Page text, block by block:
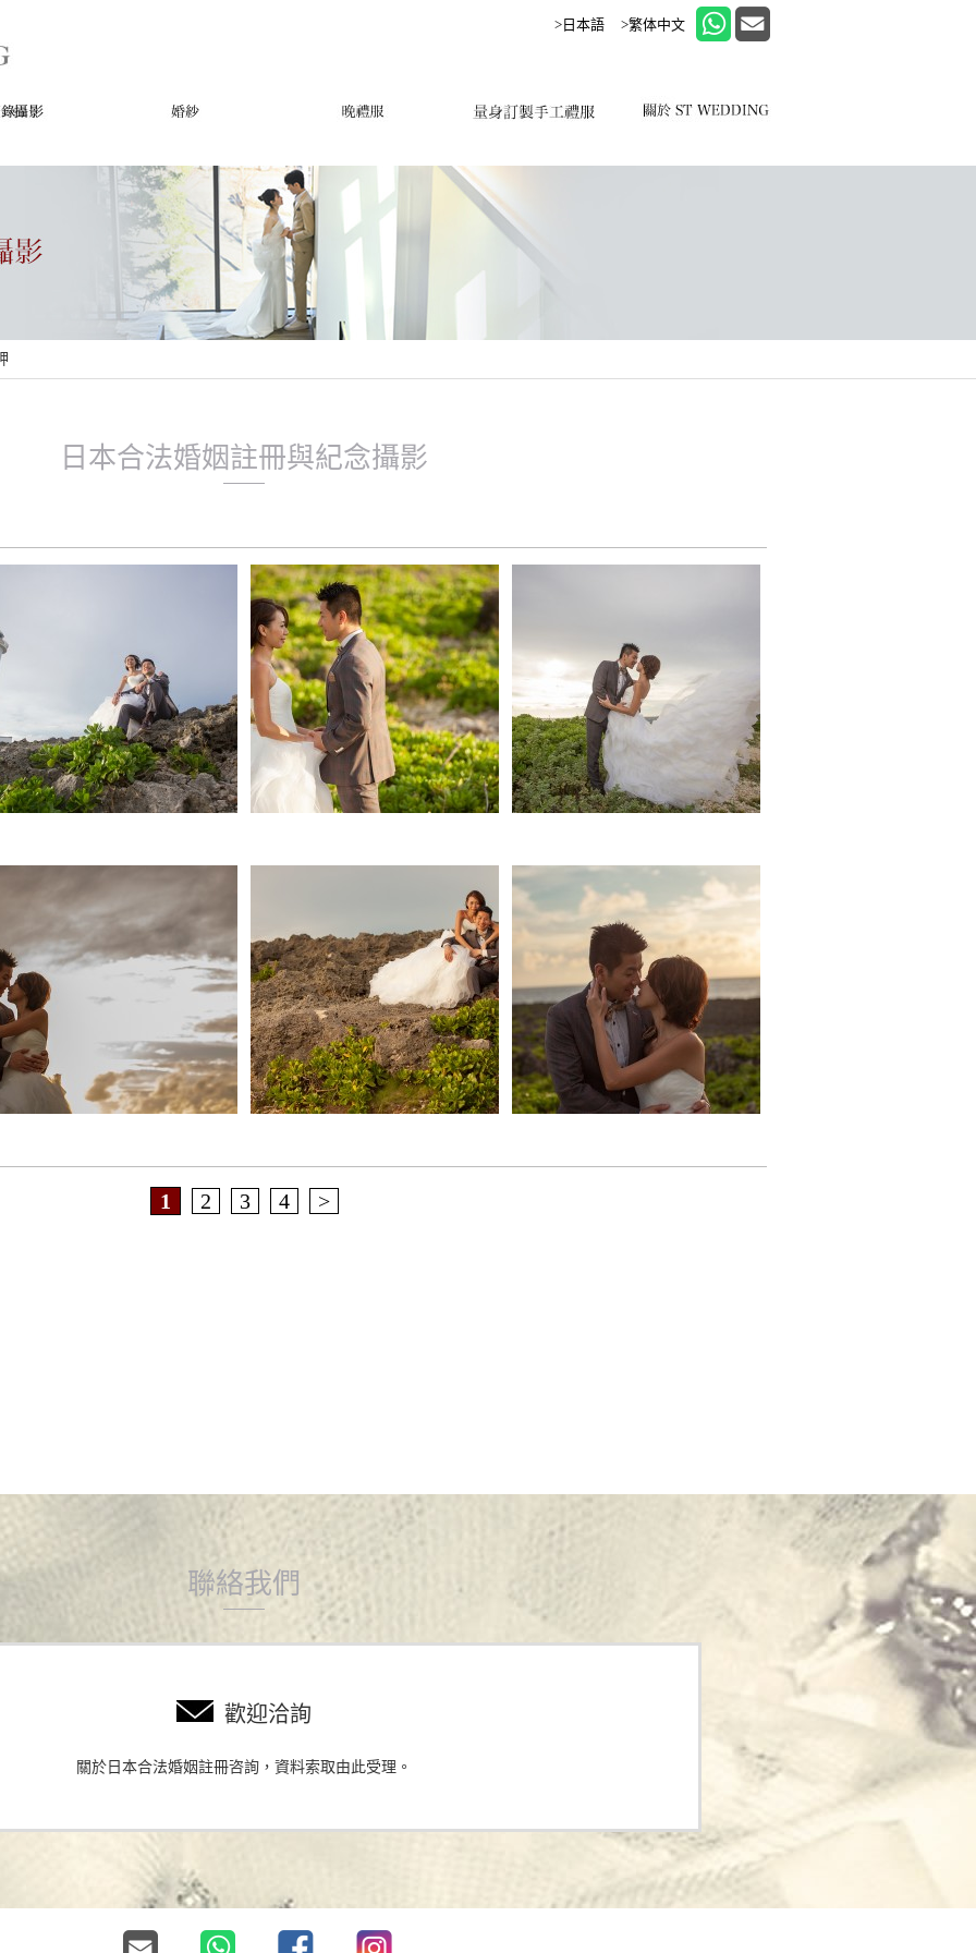
>日本語 >繁体中文
日本合法婚姻註冊與紀念攝影
1 2 3 4 >
聯絡我們
歡迎洽詢
關於日本合法婚姻註冊咨詢，資料索取由此受理。